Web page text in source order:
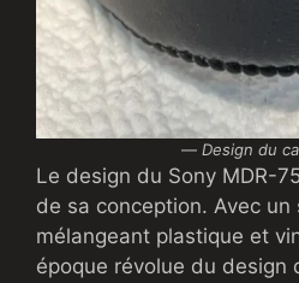
— Design du
Le design du Sony MDR-
de sa conception. Avec
mélangeant plastique et
époque révolue du design